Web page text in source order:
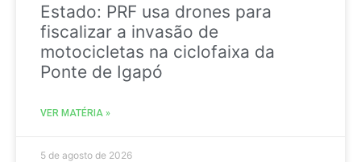
Estado: PRF usa drones para
fiscalizar a invasão de
motocicletas na ciclofaixa da
Ponte de Igapó
VER MATÉRIA »
5 de agosto de 2026